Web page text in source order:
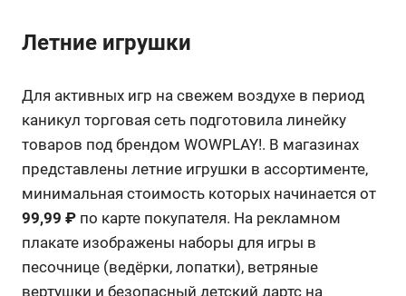
Летние игрушки
Для активных игр на свежем воздухе в период
каникул торговая сеть подготовила линейку
товаров под брендом WOWPLAY!. В магазинах
представлены летние игрушки в ассортименте,
минимальная стоимость которых начинается от
99,99 ₽ по карте покупателя. На рекламном
плакате изображены наборы для игры в
песочнице (ведёрки, лопатки), ветряные
вертушки и безопасный детский дартс на